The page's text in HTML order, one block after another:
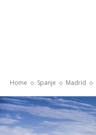
Home Spanje Madrid